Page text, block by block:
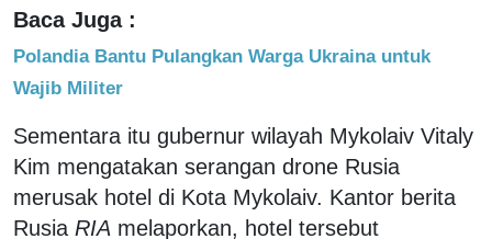
Baca Juga :
Polandia Bantu Pulangkan Warga Ukraina untuk
Wajib Militer
Sementara itu gubernur wilayah Mykolaiv Vitaly
Kim mengatakan serangan drone Rusia
merusak hotel di Kota Mykolaiv. Kantor berita
Rusia RIA melaporkan, hotel tersebut